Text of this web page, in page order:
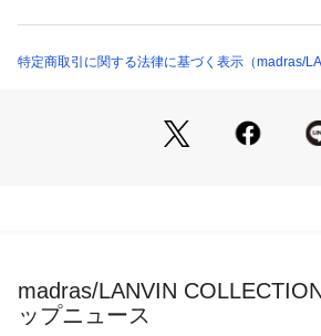
踵には耐摩耗性の高いラバーを使用し、
特定商取引に関する法律に基づく表示（madras/
madras/LANVIN
ップニュース